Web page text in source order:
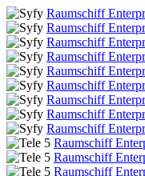
Raumschiff
Raumschiff
Raumschiff
Raumschiff
Raumschiff
Raumschiff
Raumschiff
Raumschiff
Raumschiff
Raumschiff
Raumschiff
Raumschiff